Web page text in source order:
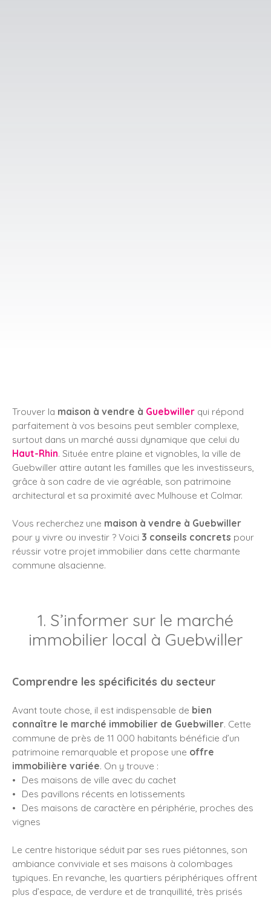
Trouver la maison à vendre à Guebwiller qui répond
parfaitement à vos besoins peut sembler complexe,
surtout dans un marché aussi dynamique que celui du
Haut-Rhin. Située entre plaine et vignobles, la ville de
Guebwiller attire autant les familles que les investisseurs,
grâce à son cadre de vie agréable, son patrimoine
architectural et sa proximité avec Mulhouse et Colmar.
Vous recherchez une maison à vendre à Guebwiller
pour y vivre ou investir ? Voici 3 conseils concrets pour
réussir votre projet immobilier dans cette charmante
commune alsacienne.
1. S’informer sur le marché
immobilier local à Guebwiller
Comprendre les spécificités du secteur
Avant toute chose, il est indispensable de bien
connaître le marché immobilier de Guebwiller. Cette
commune de près de 11 000 habitants bénéficie d’un
patrimoine remarquable et propose une offre
immobilière variée. On y trouve :
Des maisons de ville avec du cachet
Des pavillons récents en lotissements
Des maisons de caractère en périphérie, proches des
vignes
Le centre historique séduit par ses rues piétonnes, son
ambiance conviviale et ses maisons à colombages
typiques. En revanche, les quartiers périphériques offrent
plus d’espace, de verdure et de tranquillité, très prisés